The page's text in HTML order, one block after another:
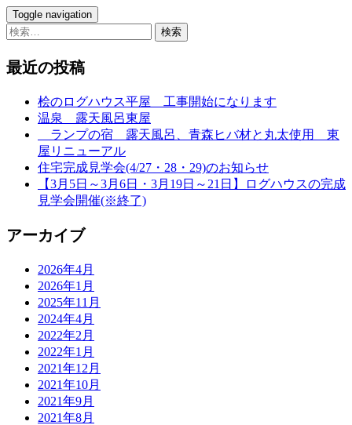
Toggle navigation
検
最近の投稿
桧のログハウス平屋 工事開始になります
温泉 露天風呂東屋
ランプの宿 露天風呂、青森ヒバ材と丸太使用 東
屋リニューアル
住宅完成見学会(4/27・28・29)のお知らせ
【3月5日～3月6日・3月19日～21日】ログハウスの完成
見学会開催(※終了)
アーカイブ
2026年4月
2026年1月
2025年11月
2024年4月
2022年2月
2022年1月
2021年12月
2021年10月
2021年9月
2021年8月